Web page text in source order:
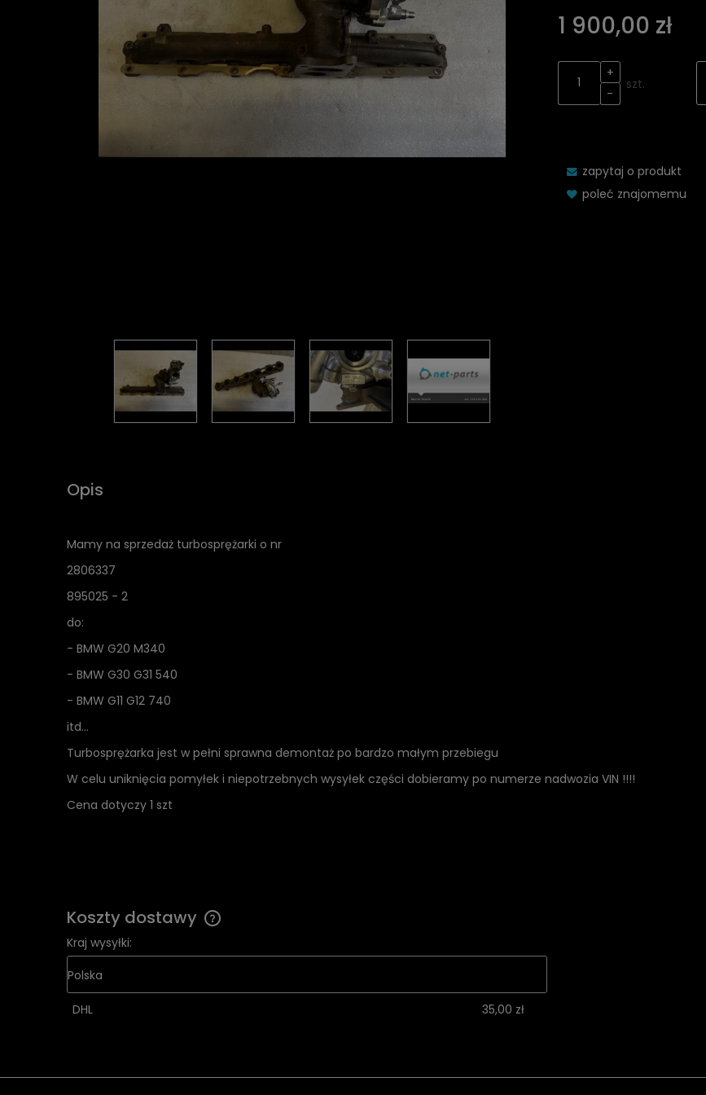
kosztów płatności
1 900,00 zł
+
-
szt.
zapytaj o produkt
poleć znajomemu
Opis
Mamy na sprzedaż turbosprężarki o nr
2806337
895025 - 2
do:
- BMW G20 M340
- BMW G30 G31 540
- BMW G11 G12 740
itd...
Turbosprężarka jest w pełni sprawna demontaż po bardzo małym przebiegu
W celu uniknięcia pomyłek i niepotrzebnych wysyłek części dobieramy po numerze nadwozia VIN !!!!
Cena dotyczy 1 szt
Koszty dostawy
Cena nie zawiera ewentualnych
Kraj wysyłki:
DHL 35,00 zł